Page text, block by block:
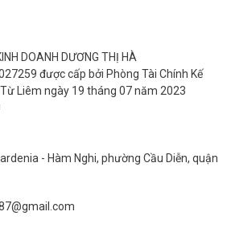
DOANH DƯƠNG THỊ HÀ
được cấp bởi Phòng Tài Chính Kế
Liêm ngày 19 tháng 07 năm 2023
- Hàm Nghi, phường Cầu Diễn, quận